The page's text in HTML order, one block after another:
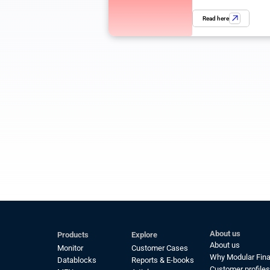
Read here
Products
Monitor
Datablocks
Explore
Customer Cases
Reports & E-books
About us
About us
Why Modular